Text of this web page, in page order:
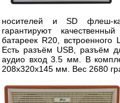
носителей и SD флеш-
гарантируют
батареек R20, встроенного
Есть разъём USB, разъём
аудио вход 3.5 мм. В
208х320х145 мм. Вес 2680